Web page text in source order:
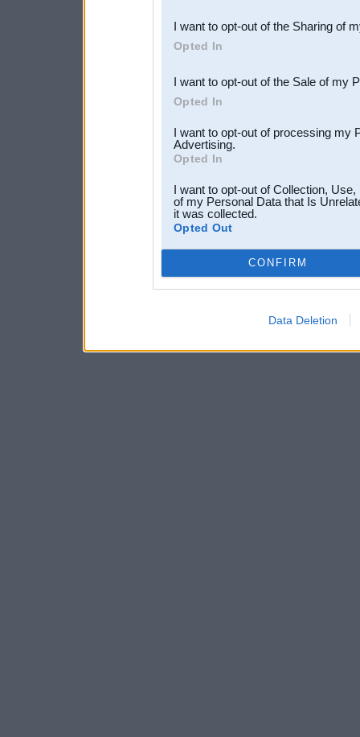
Downstream Participants
third parties.
I want to opt-out of the Sharing of
Opted In
I want to opt-out of the Sale of my
Opted In
I want to opt-out of processing my
Advertising.
Opted In
I want to opt-out of Collection,
of my Personal Data that Is
it was collected.
Opted Out
CONFIRM
Data Deletion